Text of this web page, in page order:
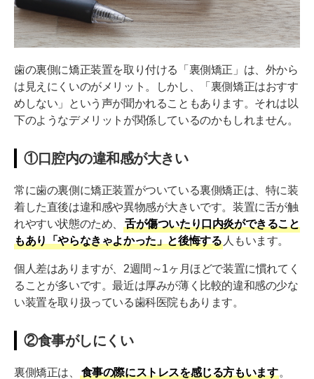
③舌癖の改善が期待できる
④矯正装置による歯の表面へのダメージがない
裏側矯正で失敗を防ぐ4つの方法
①裏側矯正の経験・症例が豊富な認定医を選ぶ
②カウンセリングで納得いくまで質問する
④裏側矯正以外の選択肢も提案してくれる歯科医院を選
ぶ
あなたは裏側矯正に向いている？
裏側矯正のほかにも目立たない矯正がある
目立ちにくい素材を使用した表側矯正
ハーフリンガル矯正
矯正方法ごとの特徴を比較して検討しよう
歯の裏側に矯正装置を取り付ける「裏側矯正」は、外から
は見えにくいのがメリット。しかし、「裏側矯正はおすす
めしない」という声が聞かれることもあります。それは以
下のようなデメリットが関係しているのかもしれません。
①口腔内の違和感が大きい
常に歯の裏側に矯正装置がついている裏側矯正は、特に装
着した直後は違和感や異物感が大きいです。装置に舌が触
れやすい状態のため、
舌が傷ついたり口内炎ができること
もあり「やらなきゃよかった」と後悔する 人もいます。
個人差はありますが、2週間～1ヶ月ほどで装置に慣れてく
ることが多いです。最近は厚みが薄く比較的違和感の少な
い装置を取り扱っている歯科医院もあります。
②食事がしにくい
裏側矯正は、 食事の際にストレスを感じる方もいます 。